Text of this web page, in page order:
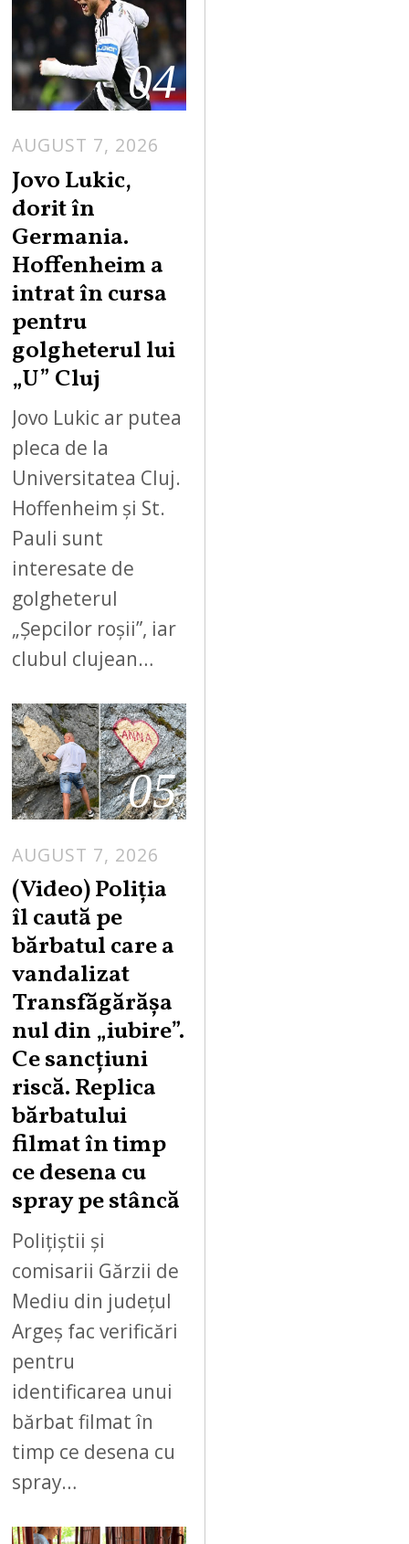
04
AUGUST 7, 2026
Jovo Lukic,
dorit în
Germania.
Hoffenheim a
intrat în cursa
pentru
golgheterul lui
„U” Cluj
Jovo Lukic ar putea
pleca de la
Universitatea Cluj.
Hoffenheim și St.
Pauli sunt
interesate de
golgheterul
„Șepcilor roșii”, iar
clubul clujean…
05
AUGUST 7, 2026
U
G
S
7
,
(Video) Poliția
îl caută pe
bărbatul care a
vandalizat
Transfăgărășa
nul din „iubire”.
Ce sancțiuni
riscă. Replica
bărbatului
filmat în timp
ce desena cu
spray pe stâncă
Polițiștii și
comisarii Gărzii de
Mediu din județul
Argeș fac verificări
pentru
identificarea unui
bărbat filmat în
timp ce desena cu
spray…